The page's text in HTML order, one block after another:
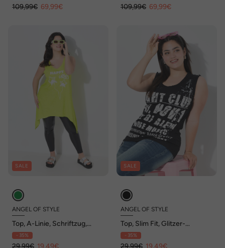
109,99€ 69,99€ 109,99€ 69,99€
SALE
ANGEL OF STYLE
Top, A-Linie, Schriftzug,
Glitzer-Sternchen
- 35%
29,99€ 19,49€
SALE
ANGEL OF STYLE
Top, Slim Fit, Glitzer-
Statement , Fransen
- 35%
29,99€ 19,49€